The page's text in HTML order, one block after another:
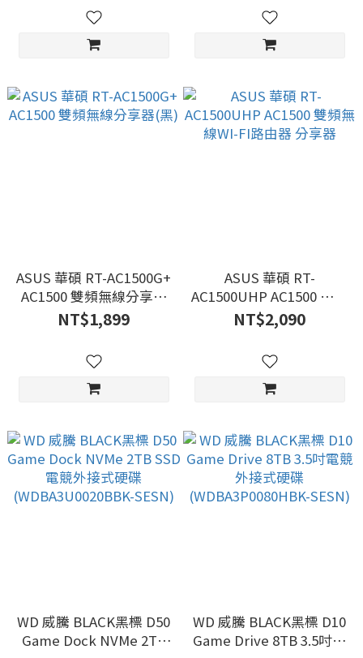
ASUS 華碩 RT-AC1500G+
AC1500 雙頻無線分享器
(黑)
NT$1,899
ASUS 華碩 RT-
AC1500UHP AC1500 雙頻
無線WI-FI路由器 分享器
NT$2,090
WD 威騰 BLACK黑標 D50
Game Dock NVMe 2TB
WD 威騰 BLACK黑標 D10
Game Drive 8TB 3.5吋電